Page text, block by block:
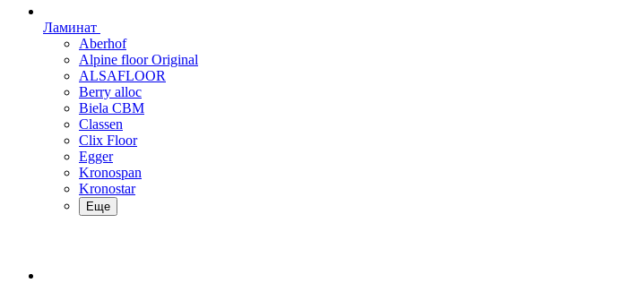
Ламинат
Aberhof
Alpine floor Original
ALSAFLOOR
Berry alloc
Biela CBM
Classen
Clix Floor
Egger
Kronospan
Kronostar
Еще